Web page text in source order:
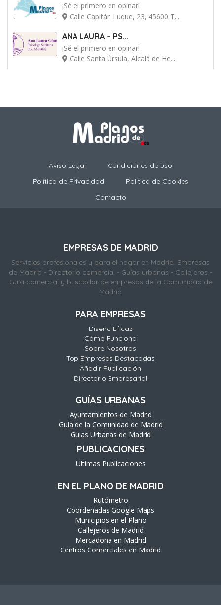
¡Sé el primero en opinar!
Calle Capitán Luque, 23, 45600 T...
ANA LAURA – PS...
¡Sé el primero en opinar!
Calle Santa Úrsula, Alcalá de He...
Aviso Legal
Condiciones de uso
Política de Privacidad
Politica de Cookies
Contacto
EMPRESAS DE MADRID
Servicios profesionales y para el hogar en Madrid. Empresas
de Madrid - Directorio comercial - Guías urbanas - Callejeros -
Guía comercial y buscador de empresas de la Comunidad de
Madrid
PARA EMPRESAS
Diseño Eficaz
Cómo Funciona
Sobre Nosotros
Top Empresas Destacadas
Añadir Publicación
Directorio Empresarial
GUÍAS URBANAS
Ayuntamientos de Madrid
Guía de la Comunidad de Madrid
Guias Urbanas de Madrid
PUBLICACIONES
Ultimas Publicaciones
EN EL PLANO DE MADRID
Rutómetro
Coordenadas Google Maps
Municipios en el Plano
Callejeros de Madrid
Mercadona en Madrid
Centros Comerciales en Madrid